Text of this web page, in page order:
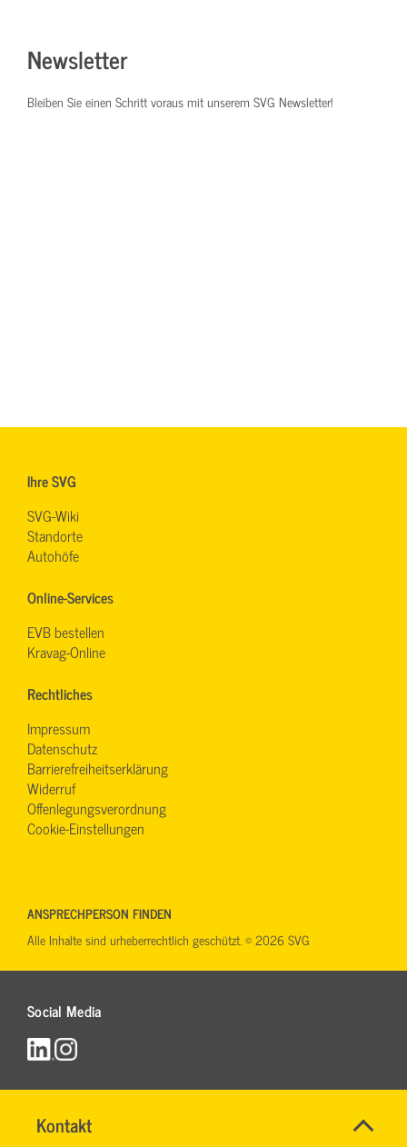
Kontakt
RONALD
Name*
Newsletter
Bleiben Sie einen Schritt voraus mit unserem SVG Newsletter!
Ihre SVG
SVG-Wiki
Standorte
Autohöfe
Online-Services
EVB bestellen
Kravag-Online
Rechtliches
Impressum
Datenschutz
Barrierefreiheitserklärung
Widerruf
Offenlegungsverordnung
Cookie-Einstellungen
Social Media
ANSPRECHPERSON FINDEN
Alle Inhalte sind urheberrechtlich geschützt. © 2026 SVG